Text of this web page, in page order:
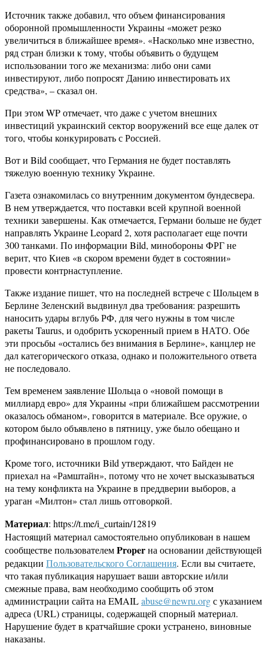
Источник также добавил, что объем финансирования
оборонной промышленности Украины «может резко
увеличиться в ближайшее время». «Насколько мне известно,
ряд стран близки к тому, чтобы объявить о будущем
использовании того же механизма: либо они сами
инвестируют, либо попросят Данию инвестировать их
средства», – сказал он.
При этом WP отмечает, что даже с учетом внешних
инвестиций украинский сектор вооружений все еще далек от
того, чтобы конкурировать с Россией.
Вот и Bild сообщает, что Германия не будет поставлять
тяжелую военную технику Украине.
Газета ознакомилась со внутренним документом бундесвера.
В нем утверждается, что поставки всей крупной военной
техники завершены. Как отмечается, Германи больше не будет
направлять Украине Leopard 2, хотя располагает еще почти
300 танками. По информации Bild, минобороны ФРГ не
верит, что Киев «в скором времени будет в состоянии»
провести контрнаступление.
Также издание пишет, что на последней встрече с Шольцем в
Берлине Зеленский выдвинул два требования: разрешить
наносить удары вглубь РФ, для чего нужны в том числе
ракеты Taurus, и одобрить ускоренный прием в НАТО. Обе
эти просьбы «остались без внимания в Берлине», канцлер не
дал категорического отказа, однако и положительного ответа
не последовало.
Тем временем заявление Шольца о «новой помощи в
миллиард евро» для Украины «при ближайшем рассмотрении
оказалось обманом», говорится в материале. Все оружие, о
котором было объявлено в пятницу, уже было обещано и
профинансировано в прошлом году.
Кроме того, источники Bild утверждают, что Байден не
приехал на «Рамштайн», потому что не хочет высказываться
на тему конфликта на Украине в преддверии выборов, а
ураган «Милтон» стал лишь отговоркой.
Материал: https://t.me/i_curtain/12819
Настоящий материал самостоятельно опубликован в нашем
сообществе пользователемProperна основании действующей
редакции Пользовательского Соглашения. Если вы считаете,
что такая публикация нарушает ваши авторские и/или
смежные права, вам необходимо сообщить об этом
администрации сайта на EMAILabuse@newru.orgс указанием
адреса (URL) страницы, содержащей спорный материал.
Нарушение будет в кратчайшие сроки устранено, виновные
наказаны.